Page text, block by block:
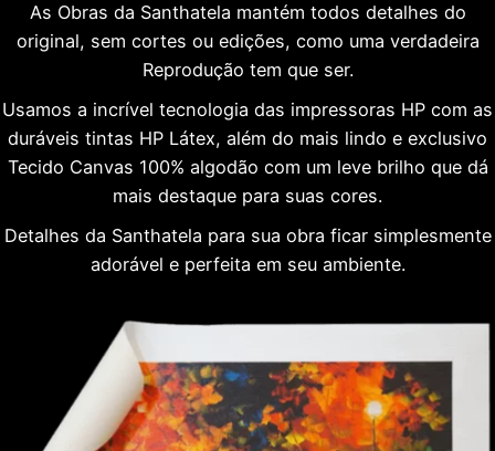
As Obras da Santhatela mantém todos detalhes do
original, sem cortes ou edições, como uma verdadeira
Reprodução tem que ser.
Usamos a incrível tecnologia das impressoras HP com as
duráveis tintas HP Látex, além do mais lindo e exclusivo
Tecido Canvas 100% algodão com um leve brilho que dá
mais destaque para suas cores.
Detalhes da Santhatela para sua obra ficar simplesmente
adorável e perfeita em seu ambiente.